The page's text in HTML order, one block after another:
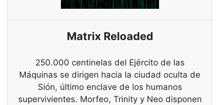
Matrix Reloaded
250.000 centinelas del Ejército de las
Máquinas se dirigen hacia la ciudad oculta de
Sión, último enclave de los humanos
supervivientes. Morfeo, Trinity y Neo disponen